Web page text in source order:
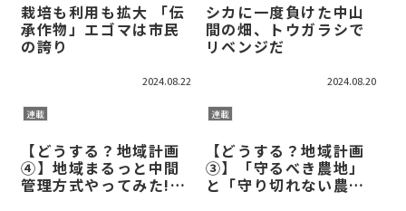
栽培も利用も拡大 「伝
承作物」エゴマは市民
の誇り
2024.08.22
シカに一度負けた中山
間の畑、トウガラシで
リベンジだ
2024.08.20
連載
【どうする？地域計画
④】地域まるっと中間
管理方式やってみた!
連載
【どうする？地域計画
③】「守るべき農地」
と「守り切れない農